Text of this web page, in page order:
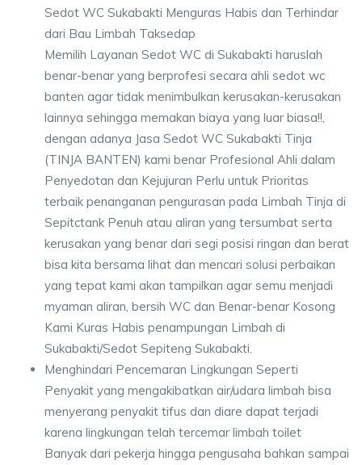
Sedot WC Sukabakti Menguras Habis dan Terhindar
dari Bau Limbah Taksedap
Memilih Layanan Sedot WC di Sukabakti haruslah
benar-benar yang berprofesi secara ahli sedot wc
banten agar tidak menimbulkan kerusakan-kerusakan
lainnya sehingga memakan biaya yang luar biasa!!,
dengan adanya Jasa Sedot WC Sukabakti Tinja
(TINJA BANTEN) kami benar Profesional Ahli dalam
Penyedotan dan Kejujuran Perlu untuk Prioritas
terbaik penanganan pengurasan pada Limbah Tinja di
Sepitctank Penuh atau aliran yang tersumbat serta
kerusakan yang benar dari segi posisi ringan dan berat
bisa kita bersama lihat dan mencari solusi perbaikan
yang tepat kami akan tampilkan agar semu menjadi
myaman aliran, bersih WC dan Benar-benar Kosong
Kami Kuras Habis penampungan Limbah di
Sukabakti/Sedot Sepiteng Sukabakti.
Menghindari Pencemaran Lingkungan Seperti
Penyakit yang mengakibatkan air/udara limbah bisa
menyerang penyakit tifus dan diare dapat terjadi
karena lingkungan telah tercemar limbah toilet
Banyak dari pekerja hingga pengusaha bahkan sampai